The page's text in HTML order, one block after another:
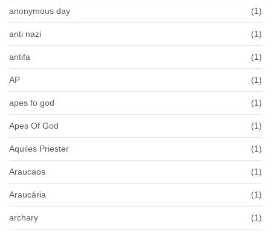
anonymous day (1)
anti nazi (1)
antifa (1)
AP (1)
apes fo god (1)
Apes Of God (1)
Aquiles Priester (1)
Araucaos (1)
Araucária (1)
archary (1)